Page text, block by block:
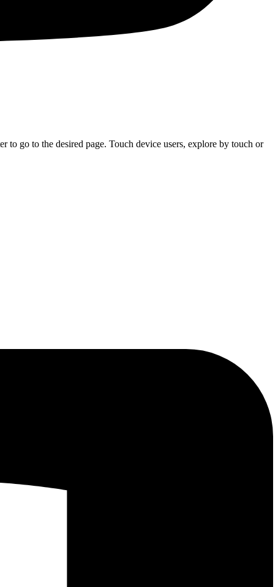
to go to the desired page. Touch device users, explore by touch or